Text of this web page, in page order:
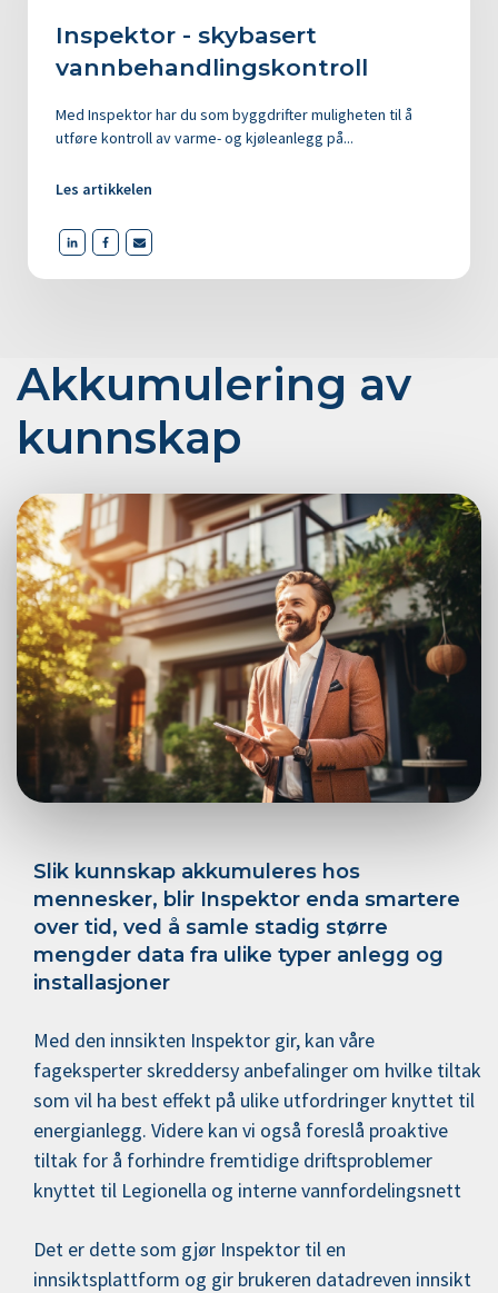
Inspektor - skybasert
vannbehandlings­kontroll
Med Inspektor har du som byggdrifter muligheten til å
utføre kontroll av varme- og kjøleanlegg på...
Les artikkelen
Akkumulering av
kunnskap
Slik kunnskap akkumuleres hos
mennesker, blir Inspektor enda smartere
over tid, ved å samle stadig større
mengder data fra ulike typer anlegg og
installasjoner
Med den innsikten Inspektor gir, kan våre
fageksperter skreddersy anbefalinger om hvilke tiltak
som vil ha best effekt på ulike utfordringer knyttet til
energianlegg. Videre kan vi også foreslå proaktive
tiltak for å forhindre fremtidige driftsproblemer
knyttet til Legionella og interne vannfordelingsnett
Det er dette som gjør Inspektor til en
innsiktsplattform og gir brukeren datadreven innsikt